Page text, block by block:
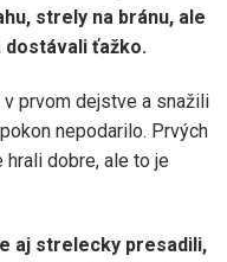
strely na bránu, ale
dostávali ťažko.
prvom dejstve a snažili
nepodarilo. Prvých
dobre, ale to je
aj strelecky presadili,